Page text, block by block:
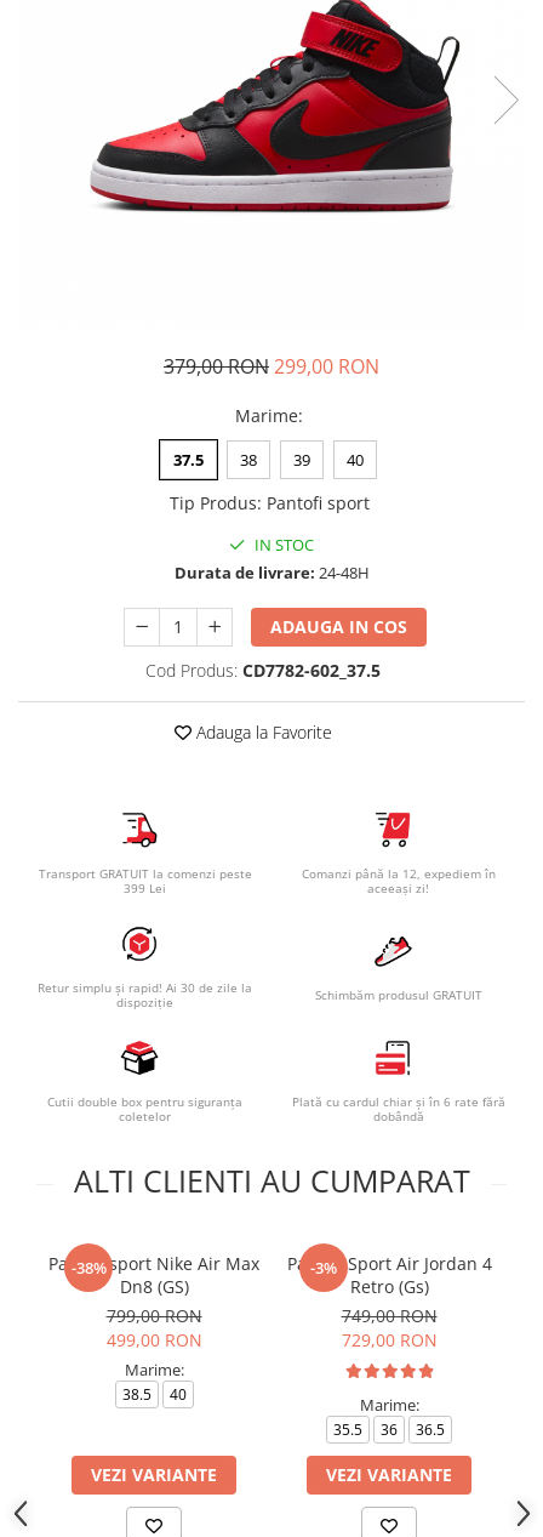
Pantaloni scurti Copii
Accesorii
Ingrijire incaltaminte
379,00 RON299,00 RON
Marime:
37.5 38 39 40
Tip Produs: Pantofi sport
IN STOC
Durata de livrare: 24-48H
ADAUGA IN COS
Cod Produs: CD7782-602_37.5
Adauga la Favorite
Transport GRATUIT la comenzi peste
399 Lei
Comanzi până la 12, expediem în
aceeași zi!
Retur simplu și rapid! Ai 30 de zile la
dispoziție
Schimbăm produsul GRATUIT
Cutii double box pentru siguranța
coletelor
Plată cu cardul chiar și în 6 rate fără
dobândă
ALTI CLIENTI AU CUMPARAT
-38%
Pantofi sport Nike Air Max
Dn8 (GS)
799,00 RON
499,00 RON
Marime:
38.5 40
VEZI VARIANTE
-3%
Pantofi Sport Air Jordan 4
Retro (Gs)
749,00 RON
729,00 RON
Marime:
35.5 36 36.5
VEZI VARIANTE